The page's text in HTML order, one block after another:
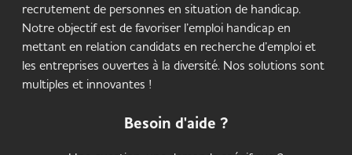
recrutement de personnes en situation de handicap.
Notre objectif est de favoriser l’emploi handicap en
mettant en relation candidats en recherche d’emploi et
les entreprises ouvertes à la diversité. Nos solutions sont
multiples et innovantes !
Besoin d'aide ?